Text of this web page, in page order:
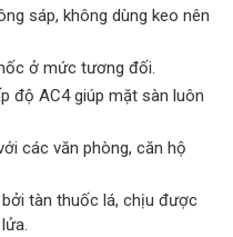
sáp, không dùng keo nên
ở mức tương đối.
độ AC4 giúp mặt sàn luôn
các văn phòng, căn hộ
tàn thuốc lá, chịu được